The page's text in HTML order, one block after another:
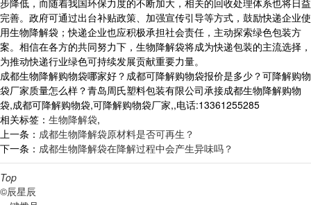
步降低，而随着我国环保力度的不断加大，相关的回收处理体系也将日益
完善。政府可通过出台补贴政策、加强宣传引导等方式，鼓励快递企业使
用生物降解袋；快递企业也应积极承担社会责任，主动探索绿色包装方
案。相信在各方的共同努力下，生物降解袋将成为快递包装的主流选择，
为推动快递行业绿色可持续发展贡献重要力量。
成都生物降解购物袋哪家好？成都可降解购物袋报价是多少？可降解购物
袋厂家质量怎么样？青岛周氏塑料包装有限公司承接成都生物降解购物
袋,成都可降解购物袋,可降解购物袋厂家,,电话:13361255285
相关标签： 生物降解袋,
上一条： 成都生物降解袋原材料是否可再生？
下一条： 成都生物降解袋在降解过程中会产生异味吗？
Top
©辰星辰